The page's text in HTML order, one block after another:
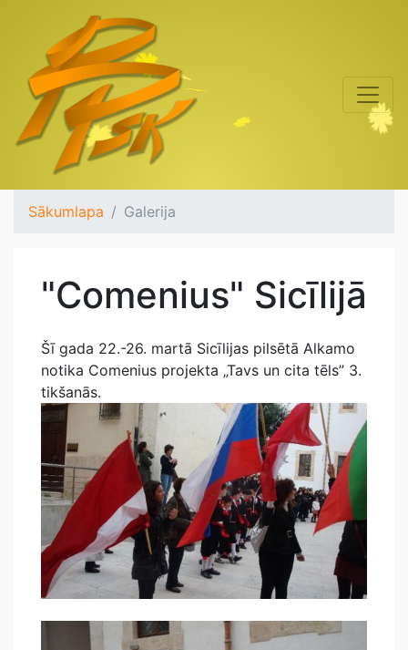
Sākumlapa Galerija
"Comenius" Sicīlijā
Šī gada 22.-26. martā Sicīlijas pilsētā Alkamo
notika Comenius projekta „Tavs un cita tēls” 3.
tikšanās.